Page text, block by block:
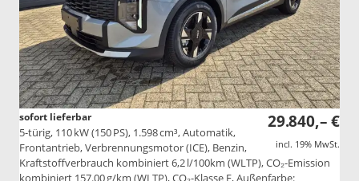
29.840,– €
incl. 19% MwSt.
sofort lieferbar
5-türig, 110 kW (150 PS), 1.598 cm³, Automatik,
Frontantrieb, Verbrennungsmotor (ICE), Benzin,
Kraftstoffverbrauch kombiniert 6,2 l/100km (WLTP), CO₂-Emission